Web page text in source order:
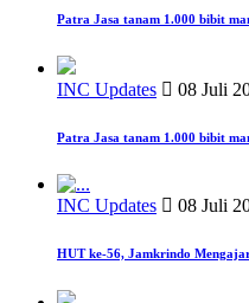
Patra Jasa tanam 1.000 bibit
INC Updates 08 Juli
Patra Jasa tanam 1.000 bibit
INC Updates 08 Juli
HUT ke-56, Jamkrindo